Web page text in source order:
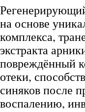
на основе
комплекса,
экстракта
повреждённый
отеки,
синяков после
воспалению,